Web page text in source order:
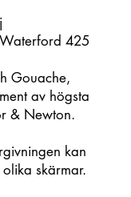
425
Gouache,
av högsta
& Newton.
kan
skärmar.